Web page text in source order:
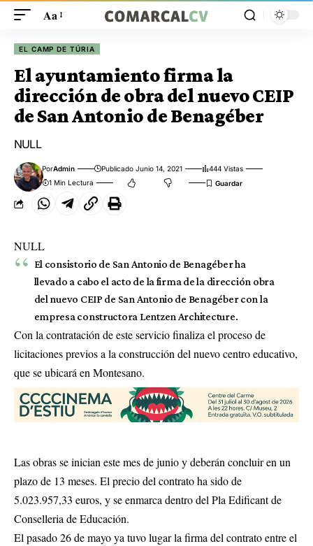
Aa
EL CAMP DE TÚRIA
El ayuntamiento firma la
dirección de obra del nuevo CEIP
de San Antonio de Benagéber
NULL
PorAdmin Publicado Junio 14, 2021
444 Vistas
1 Min Lectura
NULL
El consistorio de San Antonio de Benagéber ha
llevado a cabo el acto de la firma de la dirección obra
del nuevo CEIP de San Antonio de Benagéber con la
empresa constructora Lentzen Architecture.
Con la contratación de este servicio finaliza el proceso de
licitaciones previos a la construcción del nuevo centro educativo,
que se ubicará en Montesano.
Las obras se inician este mes de junio y deberán concluir en un
plazo de 13 meses. El precio del contrato ha sido de
5.023.957,33 euros, y se enmarca dentro del Pla Edificant de
Conselleria de Educación.
El pasado 26 de mayo ya tuvo lugar la firma del contrato entre el